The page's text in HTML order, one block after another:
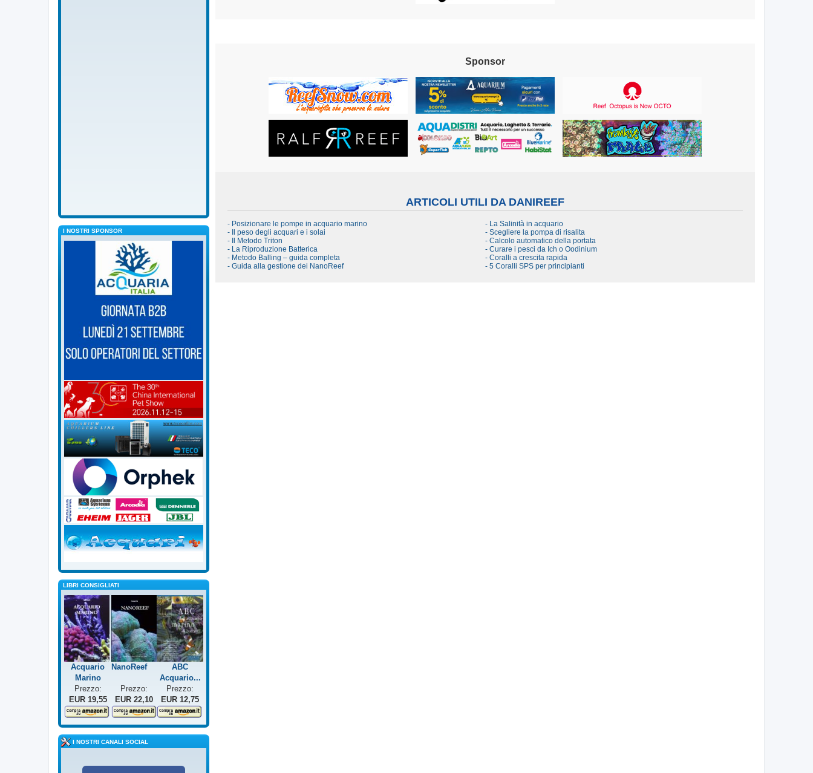
Sponsor
ARTICOLI UTILI DA DANIREEF
- Posizionare le pompe in acquario marino
- Il peso degli acquari e i solai
- Il Metodo Triton
- La Riproduzione Batterica
- Metodo Balling – guida completa
- Guida alla gestione dei NanoReef
- La Salinità in acquario
- Scegliere la pompa di risalita
- Calcolo automatico della portata
- Curare i pesci da Ich o Oodinium
- Coralli a crescita rapida
- 5 Coralli SPS per principianti
I NOSTRI SPONSOR
LIBRI CONSIGLIATI
Acquario
Marino
NanoReef
ABC
Acquario...
Prezzo:
EUR 19,55
Prezzo:
EUR 22,10
Prezzo:
EUR 12,75
I NOSTRI CANALI SOCIAL